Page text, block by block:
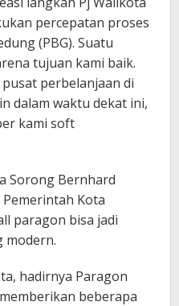
percepatan proses
(PBG). Suatu
tujuan kami baik.
perbelanjaan di
dalam waktu dekat ini,
kami soft
Sorong Bernhard
Kota
paragon bisa jadi
modern.
hadirnya Paragon
beberapa